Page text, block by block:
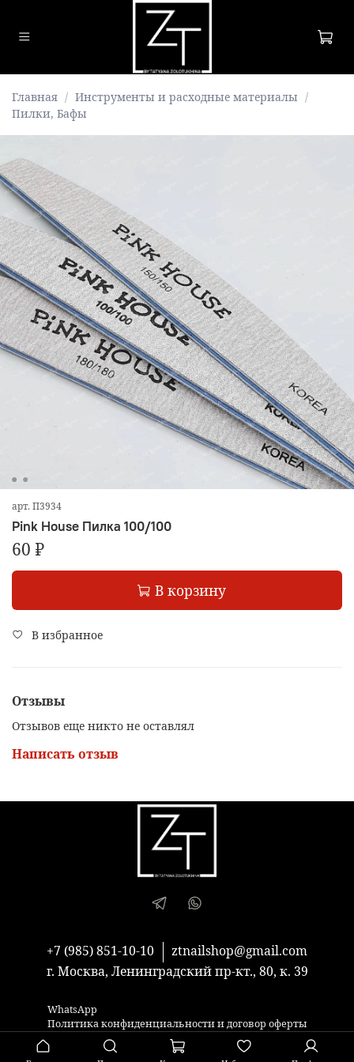
Главная
Инструменты и расходные материалы
Пилки, Бафы
арт. П3934
Pink House Пилка 100/100
60 ₽
В корзину
В избранное
Отзывы
Отзывов еще никто не оставлял
Написать отзыв
+7 (985) 851-10-10
ztnailshop@gmail.com
г. Москва, Ленинградский пр-кт., 80, к. 39
WhatsApp
Политика конфиденциальности и договор оферты